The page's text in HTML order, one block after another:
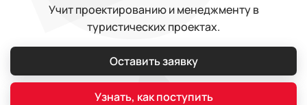
Учит проектированию и менеджменту в
туристических проектах.
Оставить заявку
Узнать, как поступить